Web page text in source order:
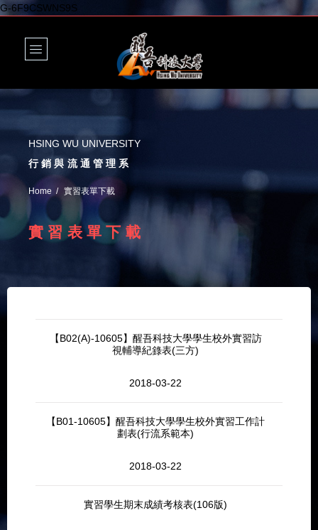
G-6F9CSWNS9S
HSING WU UNIVERSITY
行銷與流通管理系
Home 實習表單下載
實習表單下載
【B02(A)-10605】醒吾科技大學學生校外實習訪
視輔導紀錄表(三方)
2018-03-22
【B01-10605】醒吾科技大學學生校外實習工作計
劃表(行流系範本)
2018-03-22
實習學生期末成績考核表(106版)